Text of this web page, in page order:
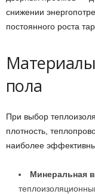
снижении
постоянного роста
пола
При выбор
плотность,
наиболее
Минеральная